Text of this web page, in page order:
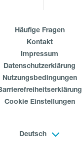
Häufige Fragen
Kontakt
Impressum
Datenschutzerklärung
Nutzungsbedingungen
Cookie Einstellungen
Deutsch